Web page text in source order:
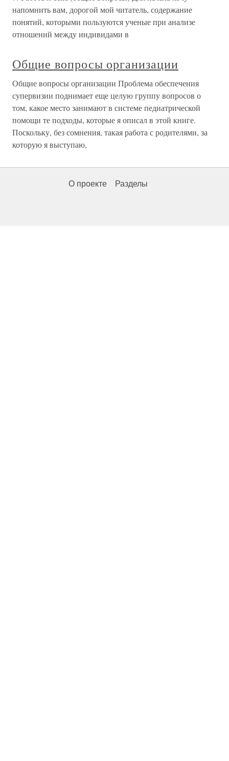
напомнить вам, дорогой мой читатель, содержание
понятий, которыми пользуются ученые при анализе
отношений между индивидами в
Общие вопросы организации
Общие вопросы организации Проблема обеспечения
супервизии поднимает еще целую группу вопросов о
том, какое место занимают в системе педиатрической
помощи те подходы, которые я описал в этой книге.
Поскольку, без сомнения, такая работа с родителями, за
которую я выступаю,
О проекте Разделы